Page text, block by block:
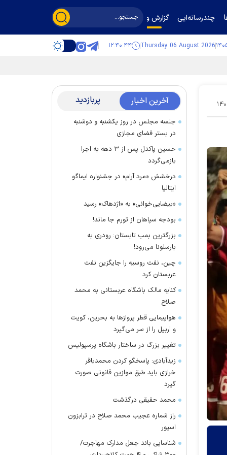
چندرسانه‌ایی گزارش و گفت‌وگو
Thursday 06 August 2026 ۱۲:۴۰:۴۵
۰۱ آخرین اخبار پربازدید
جلسه مجلس در روز یکشنبه و دوشنبه
در بستر فضای مجازی
حسین پاکدل پس از ۳ دهه به اجرا
بازمی‌گردد
درخشش «مرد آرام» در جشنواره ایماگو
ایتالیا
«بیضایی‌خوانی» به «اژدهاک» رسید
بودجه سپاهان از تورم جا ماند!
بزرگترین بمب تابستان: رودری به
بارسلونا می‌رود!
چین، نفت روسیه را جایگزین نفت
عربستان کرد
کنایه مالک باشگاه عربستانی به محمد
صلاح
هواپیمایی قطر پرواز‌ها به بحرین، کویت
و اربیل را از سر می‌گیرد
تغییر بزرگ در ساختار باشگاه پرسپولیس
زیدآبادی: پاسخگو کردن محمدباقر
خرازی باید طبق موازین قانونی صورت
گیرد
محمد حقیقی درگذشت
راز شماره عجیب محمد صلاح در ترابزون
اسپور
شناسایی باند جعل مدارک مهاجرت/